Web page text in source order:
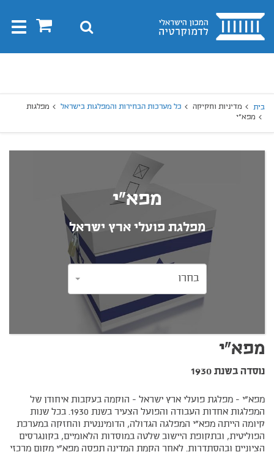
בית 0 חיפוש
בית מדיניות וחקיקה כל מערכות הבחירות והמפלגות בישראל
מפלגות
מפא"י
מפא"י
מפלגת פועלי ארץ ישראל
בחרו
מפא"י
נוסדה בשנת 1930
מפא"י - מפלגת פועלי ארץ ישראל - הוקמה בעקבות איחודן של
המפלגות אחדות העבודה והפועל הצעיר בשנת 1930. בכל שנות
קיומה הייתה מפא"י המפלגה הגדולה, הדומיננטית והחזקה במערכת
הפוליטית, ובתקופת היישוב שלטה במוסדות הלאומיים, בקונגרסים
הציוניים ובהסתדרות. לאחר הקמת המדינה תפסה מפא"י מקום מרכזי